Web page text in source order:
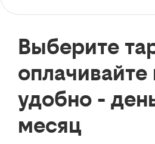
Выберите
оплачивайте
удобно -
месяц